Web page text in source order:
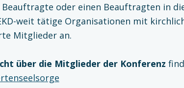
Beauftragte oder einen Beauftragten in
weit tätige Organisationen mit
Mitglieder an.
über die Mitglieder der Konferenz